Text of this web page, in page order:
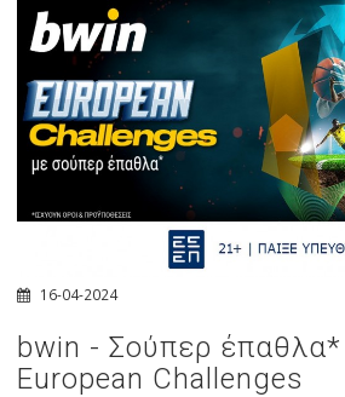
16-04-2024
bwin - Σούπερ
European Challenges